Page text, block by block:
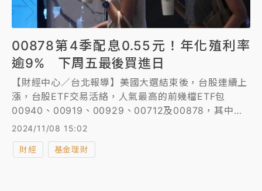
00878第4季配息0.55元！年化殖利率
逾9% 下周五最後買進日
【財經中心／台北報導】美國大選結束後，台股連續上
漲，台股ETF交易活絡，人氣最高的前幾檔ETF包
00940、00919、00929、00712及00878，其中
00878近1周規模增加133億元，堪稱ETF人氣王，最新
規模高達3473.79億元，市場專家認為，應是第4季配
息0.55元，年化配息率超過9%，獲得存股族青睞。
2024/11/08 15:02
財經 基金理財